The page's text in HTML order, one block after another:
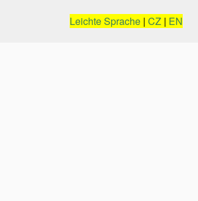
Leichte Sprache | CZ | EN